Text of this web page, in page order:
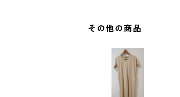
その他の商品